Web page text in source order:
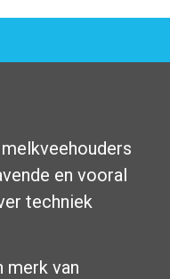
en vooral
techniek
merk van